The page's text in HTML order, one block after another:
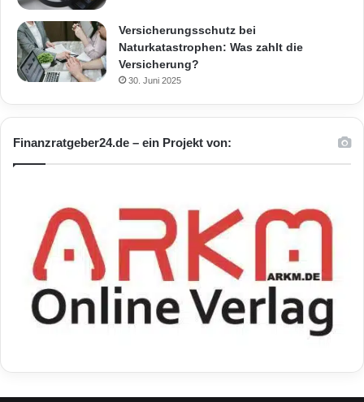
Versicherungsschutz bei
Naturkatastrophen: Was zahlt die
Versicherung?
30. Juni 2025
Finanzratgeber24.de – ein Projekt von: